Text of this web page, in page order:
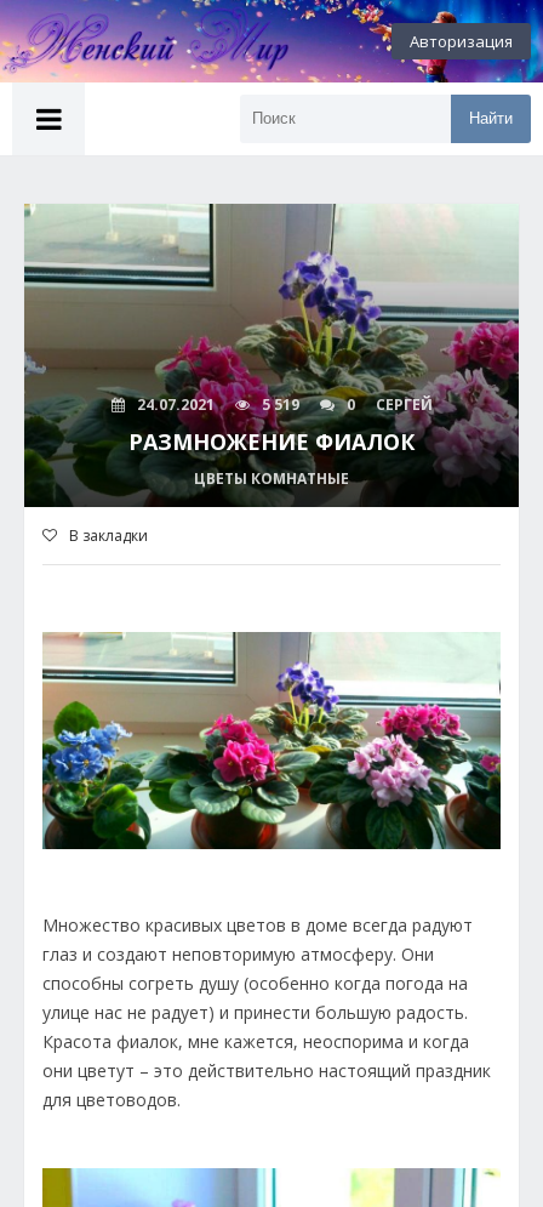
Авторизация
Найти
24.07.2021 5 519 0 СЕРГЕЙ
РАЗМНОЖЕНИЕ ФИАЛОК
ЦВЕТЫ КОМНАТНЫЕ
В закладки
Множество красивых цветов в доме всегда радуют
глаз и создают неповторимую атмосферу. Они
способны согреть душу (особенно когда погода на
улице нас не радует) и принести большую радость.
Красота фиалок, мне кажется, неоспорима и когда
они цветут – это действительно настоящий праздник
для цветоводов.